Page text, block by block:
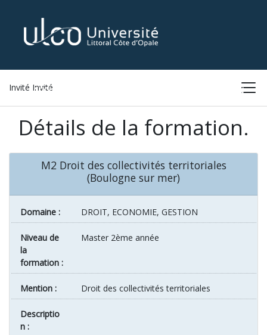
Invité Invité
ACCUEIL CONNEXION
Détails de la formation.
M2 Droit des collectivités territoriales
(Boulogne sur mer)
Domaine : DROIT, ECONOMIE, GESTION
Niveau de
la
formation :
Master 2ème année
Mention : Droit des collectivités territoriales
Descriptio
n :